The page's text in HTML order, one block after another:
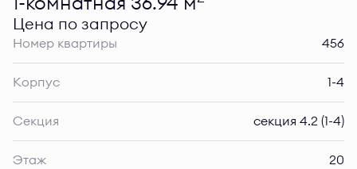
1-комнатная 36.94 м
Цена по запросу
Номер квартиры 456
Корпус 1-4
Секция секция 4.2 (1-4)
Этаж 20